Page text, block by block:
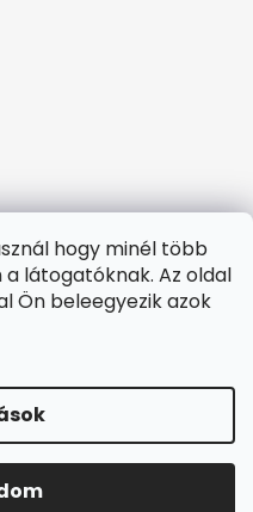
hogy minél több
látogatóknak. Az oldal
Ön beleegyezik azok
biztosítunk
. Minden jog fenntartva.